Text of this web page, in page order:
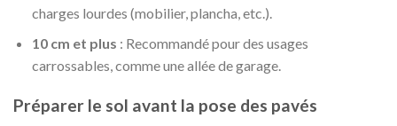
charges lourdes (mobilier, plancha, etc.).
10 cm et plus : Recommandé pour des usages
carrossables, comme une allée de garage.
Préparer le sol avant la pose des pavés